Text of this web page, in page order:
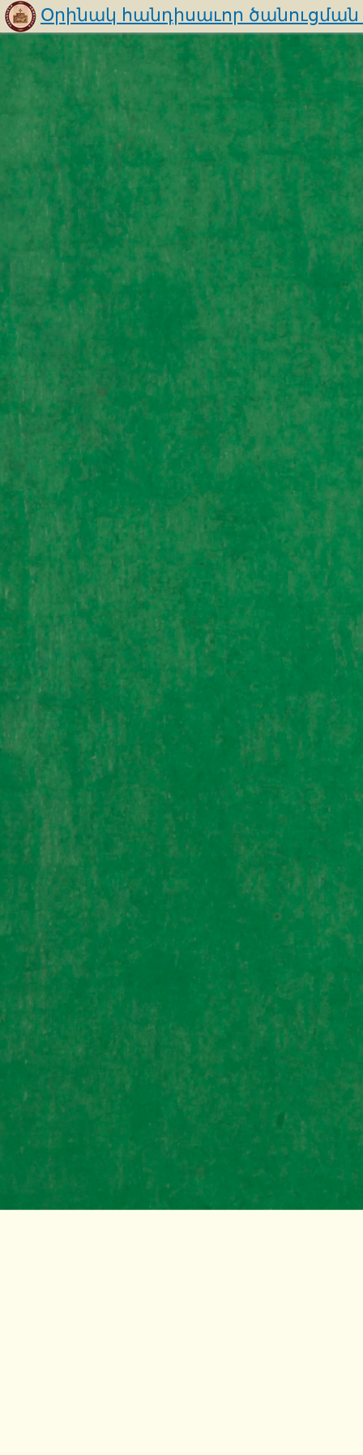
Օրինակ հանդիսաւոր ծանուցման